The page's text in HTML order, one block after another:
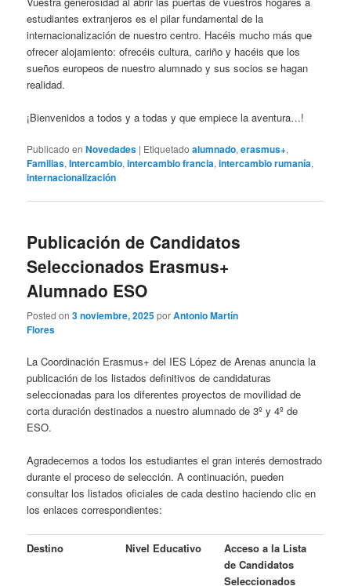
estudiantes extranjeros es el pilar fundamental de la
internacionalización de nuestro centro. Hacéis mucho más que
ofrecer alojamiento: ofrecéis cultura, cariño y hacéis que los
sueños europeos de nuestro alumnado y sus socios se hagan
realidad.
¡Bienvenidos a todos y a todas y que empiece la aventura…!
Publicado en Novedades | Etiquetado alumnado,erasmus+,
Familias,Intercambio,intercambio francia,intercambio rumanía,
internacionalización
Publicación de Candidatos
Seleccionados Erasmus+
Alumnado ESO
Posted on3 noviembre, 2025porAntonio Martín
Flores
La Coordinación Erasmus+ del IES López de Arenas anuncia la
publicación de los listados definitivos de candidaturas
seleccionadas para los diferentes proyectos de movilidad de
corta duración destinados a nuestro alumnado de 3º y 4º de
ESO.
Agradecemos a todos los estudiantes el gran interés demostrado
durante el proceso de selección. A continuación, pueden
consultar los listados oficiales de cada destino haciendo clic en
los enlaces correspondientes:
Destino Nivel Educativo
Acceso a la Lista
de Candidatos
Seleccionados